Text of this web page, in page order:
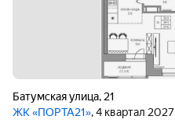
Батумская улица, 21
ЖК «ПОРТА21», 4 квартал 2027